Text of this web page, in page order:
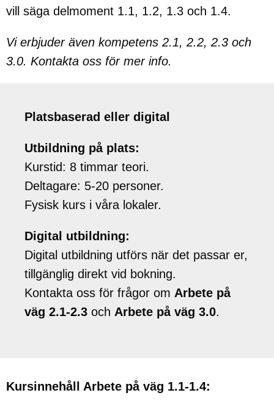
vill säga delmoment 1.1, 1.2, 1.3 och 1.4.
Vi erbjuder även kompetens 2.1, 2.2, 2.3 och
3.0. Kontakta oss för mer info.
Platsbaserad eller digital
Utbildning på plats:
Kurstid: 8 timmar teori.
Deltagare: 5-20 personer.
Fysisk kurs i våra lokaler.
Digital utbildning:
Digital utbildning utförs när det passar er,
tillgänglig direkt vid bokning.
Kontakta oss för frågor om Arbete på
väg 2.1-2.3 och Arbete på väg 3.0.
Kursinnehåll Arbete på väg 1.1-1.4: